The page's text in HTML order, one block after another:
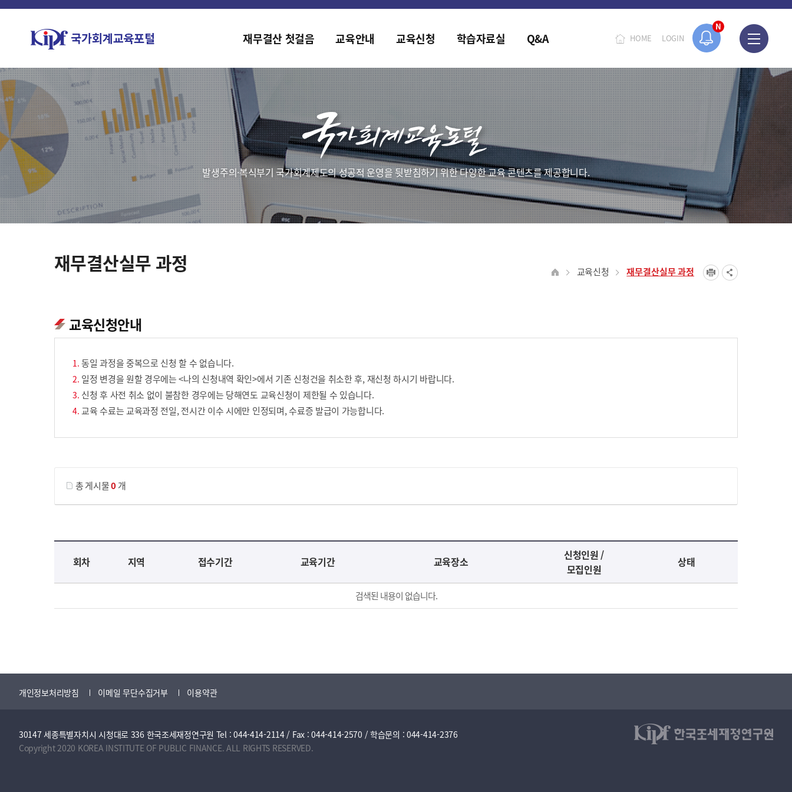
N
홈페이지가 새롭게 개편되었습니다.
HOME LOGIN
재무결산 첫걸음 교육안내 교육신청 학습자료실 Q&A
발생주의·복식부기 국가회계제도의 성공적 운영을 뒷받침하기 위한 다양한 교육 콘텐츠를 제공합니다.
재무결산실무 과정 교육신청 재무결산실무 과정
교육신청안내
동일 과정을 중복으로 신청 할 수 없습니다.
일정 변경을 원할 경우에는 <나의 신청내역 확인>에서 기존 신청건을 취소한 후, 재신청 하시기 바랍니다.
신청 후 사전 취소 없이 불참한 경우에는 당해연도 교육신청이 제한될 수 있습니다.
교육 수료는 교육과정 전일, 전시간 이수 시에만 인정되며, 수료증 발급이 가능합니다.
총 게시물0개
교육신청 목록을 나타낸 표로 회차, 지역, 접수기간, 교육기간, 교육장소, 신청인원/모집인원, 상태로 나뉘어 설명합니다.
회차 지역 접수기간 교육기간 교육장소
신청인원 /
모집인원
상태
검색된 내용이 없습니다.
개인정보처리방침 이메일 무단수집거부 이용약관
30147 세종특별자치시 시청대로 336 한국조세재정연구원 Tel : 044-414-2114 / Fax : 044-414-2570 / 학습문의 : 044-414-2376
Copyright 2020 KOREA INSTITUTE OF PUBLIC FINANCE. ALL RIGHTS RESERVED.